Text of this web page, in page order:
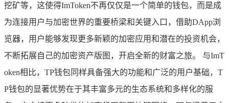
挖矿等，这使得ImToken不再仅仅是一个简单的钱包，而是成
为连接用户与加密世界的重要桥梁和关键入口，借助DApp浏
览器，用户能够发现更多新颖的加密应用和潜在的投资机会，
不断拓展自己的加密资产版图，开启全新的财富之旅。 与ImT
oken相比，TP钱包同样具备强大的功能和广泛的用户基础，T
P钱包的显著优势在于其丰富多元的生态系统和多样化的服